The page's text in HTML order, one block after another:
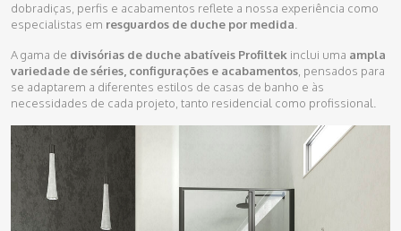
dobradiças, perfis e acabamentos reflete a nossa experiência como
especialistas em resguardos de duche por medida
A gama de divisórias de duche abatíveis Profiltek inclui uma ampla
variedade de séries, configurações e acabamentos , pensados para
se adaptarem a diferentes estilos de casas de banho e às
necessidades de cada projeto, tanto residencial como profissional.